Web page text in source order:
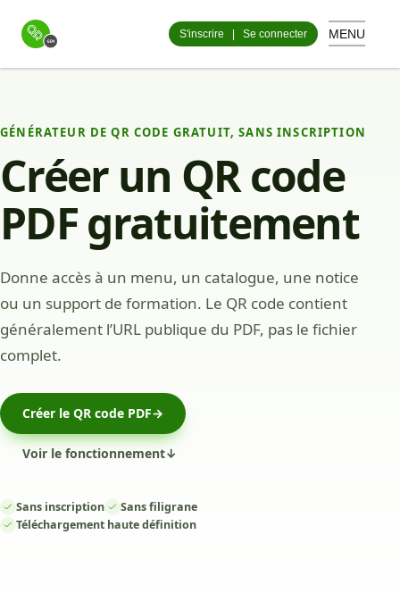
S'inscrire Se connecter MENU
GÉNÉRATEUR DE QR CODE GRATUIT, SANS INSCRIPTION
Créer un QR code
PDF gratuitement
Donne accès à un menu, un catalogue, une notice
ou un support de formation. Le QR code contient
généralement l’URL publique du PDF, pas le fichier
complet.
Créer le QR code PDF→
Voir le fonctionnement↓
Sans inscription
Sans filigrane
Téléchargement haute définition